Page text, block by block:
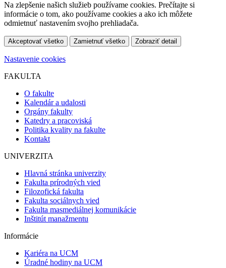
Na zlepšenie našich služieb používame cookies. Prečítajte si
informácie o tom, ako používame cookies a ako ich môžete
odmietnuť nastavením svojho prehliadača.
Akceptovať všetko Zamietnuť všetko Zobraziť detail
Nastavenie cookies
FAKULTA
O fakulte
Kalendár a udalosti
Orgány fakulty
Katedry a pracoviská
Politika kvality na fakulte
Kontakt
UNIVERZITA
Hlavná stránka univerzity
Fakulta prírodných vied
Filozofická fakulta
Fakulta sociálnych vied
Fakulta masmediálnej komunikácie
Inštitút manažmentu
Informácie
Kariéra na UCM
Úradné hodiny na UCM